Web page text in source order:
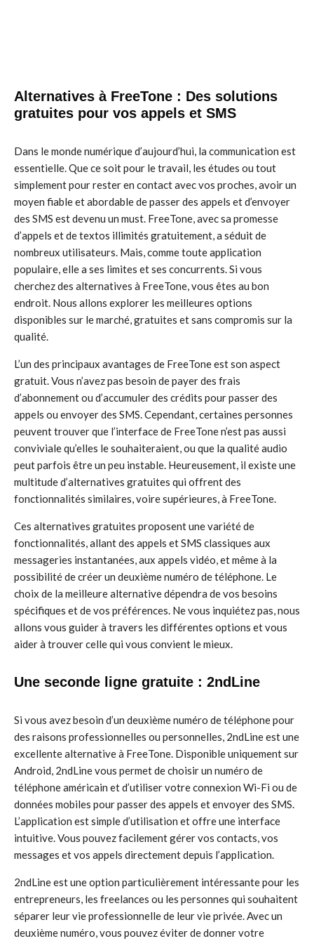
Alternatives à FreeTone : Des solutions
gratuites pour vos appels et SMS
Dans le monde numérique d’aujourd’hui, la communication est
essentielle. Que ce soit pour le travail, les études ou tout
simplement pour rester en contact avec vos proches, avoir un
moyen fiable et abordable de passer des appels et d’envoyer
des SMS est devenu un must. FreeTone, avec sa promesse
d’appels et de textos illimités gratuitement, a séduit de
nombreux utilisateurs. Mais, comme toute application
populaire, elle a ses limites et ses concurrents. Si vous
cherchez des alternatives à FreeTone, vous êtes au bon
endroit. Nous allons explorer les meilleures options
disponibles sur le marché, gratuites et sans compromis sur la
qualité.
L’un des principaux avantages de FreeTone est son aspect
gratuit. Vous n’avez pas besoin de payer des frais
d’abonnement ou d’accumuler des crédits pour passer des
appels ou envoyer des SMS. Cependant, certaines personnes
peuvent trouver que l’interface de FreeTone n’est pas aussi
conviviale qu’elles le souhaiteraient, ou que la qualité audio
peut parfois être un peu instable. Heureusement, il existe une
multitude d’alternatives gratuites qui offrent des
fonctionnalités similaires, voire supérieures, à FreeTone.
Ces alternatives gratuites proposent une variété de
fonctionnalités, allant des appels et SMS classiques aux
messageries instantanées, aux appels vidéo, et même à la
possibilité de créer un deuxième numéro de téléphone. Le
choix de la meilleure alternative dépendra de vos besoins
spécifiques et de vos préférences. Ne vous inquiétez pas, nous
allons vous guider à travers les différentes options et vous
aider à trouver celle qui vous convient le mieux.
Une seconde ligne gratuite : 2ndLine
Si vous avez besoin d’un deuxième numéro de téléphone pour
des raisons professionnelles ou personnelles, 2ndLine est une
excellente alternative à FreeTone. Disponible uniquement sur
Android, 2ndLine vous permet de choisir un numéro de
téléphone américain et d’utiliser votre connexion Wi-Fi ou de
données mobiles pour passer des appels et envoyer des SMS.
L’application est simple d’utilisation et offre une interface
intuitive. Vous pouvez facilement gérer vos contacts, vos
messages et vos appels directement depuis l’application.
2ndLine est une option particulièrement intéressante pour les
entrepreneurs, les freelances ou les personnes qui souhaitent
séparer leur vie professionnelle de leur vie privée. Avec un
deuxième numéro, vous pouvez éviter de donner votre